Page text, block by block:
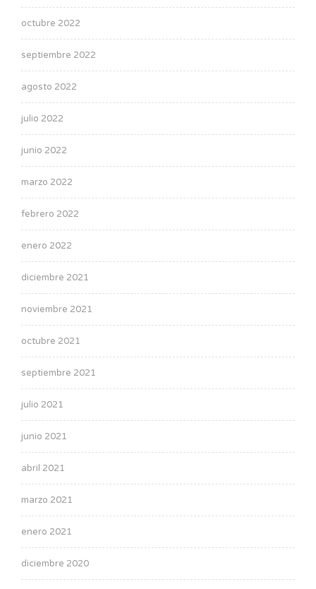
octubre 2022
septiembre 2022
agosto 2022
julio 2022
junio 2022
marzo 2022
febrero 2022
enero 2022
diciembre 2021
noviembre 2021
octubre 2021
septiembre 2021
julio 2021
junio 2021
abril 2021
marzo 2021
enero 2021
diciembre 2020